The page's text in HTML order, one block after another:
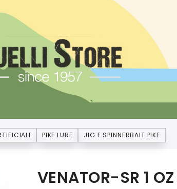
PIKE LURE JIG E SPINNERBAIT PIKE
VENATOR-SR 1